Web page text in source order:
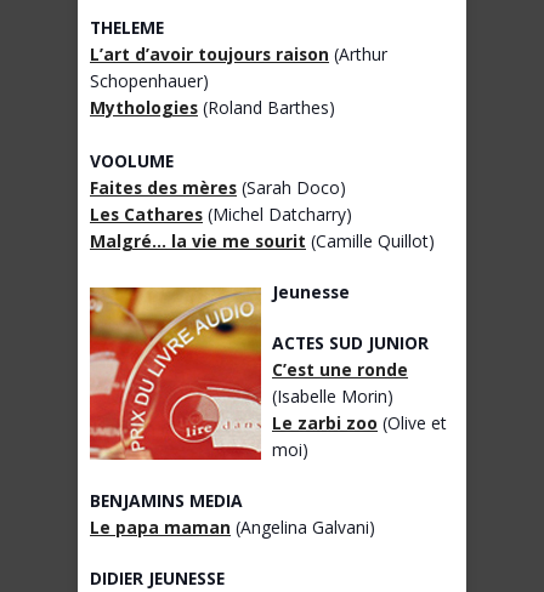
THELEME
L’art d’avoir toujours raison (Arthur
Schopenhauer)
Mythologies (Roland Barthes)
VOOLUME
Faites des mères (Sarah Doco)
Les Cathares (Michel Datcharry)
Malgré… la vie me sourit (Camille Quillot)
Jeunesse
ACTES SUD JUNIOR
C’est une ronde
(Isabelle Morin)
Le zarbi zoo (Olive et
moi)
BENJAMINS MEDIA
Le papa maman (Angelina Galvani)
DIDIER JEUNESSE